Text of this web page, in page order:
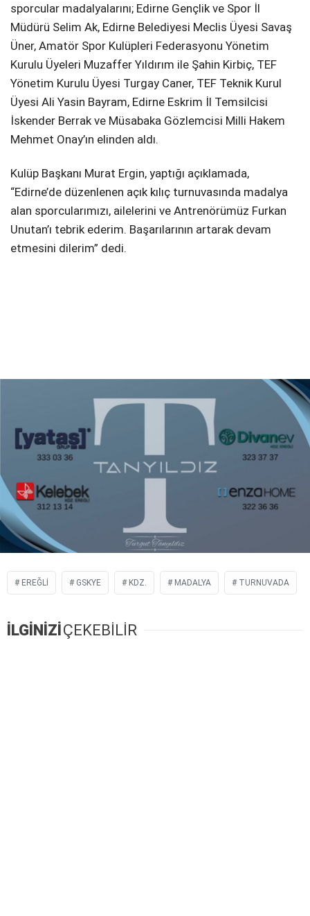
sporcular madalyalarını; Edirne Gençlik ve Spor İl
Müdürü Selim Ak, Edirne Belediyesi Meclis Üyesi Savaş
Üner, Amatör Spor Kulüpleri Federasyonu Yönetim
Kurulu Üyeleri Muzaffer Yıldırım ile Şahin Kirbiç, TEF
Yönetim Kurulu Üyesi Turgay Caner, TEF Teknik Kurul
Üyesi Ali Yasin Bayram, Edirne Eskrim İl Temsilcisi
İskender Berrak ve Müsabaka Gözlemcisi Milli Hakem
Mehmet Onay’ın elinden aldı.
Kulüp Başkanı Murat Ergin, yaptığı açıklamada,
“Edirne’de düzenlenen açık kılıç turnuvasında madalya
alan sporcularımızı, ailelerini ve Antrenörümüz Furkan
Unutan’ı tebrik ederim. Başarılarının artarak devam
etmesini dilerim” dedi.
EREĞLI GSKYE KDZ. MADALYA TURNUVADA
İLGİNİZİÇEKEBİLİR